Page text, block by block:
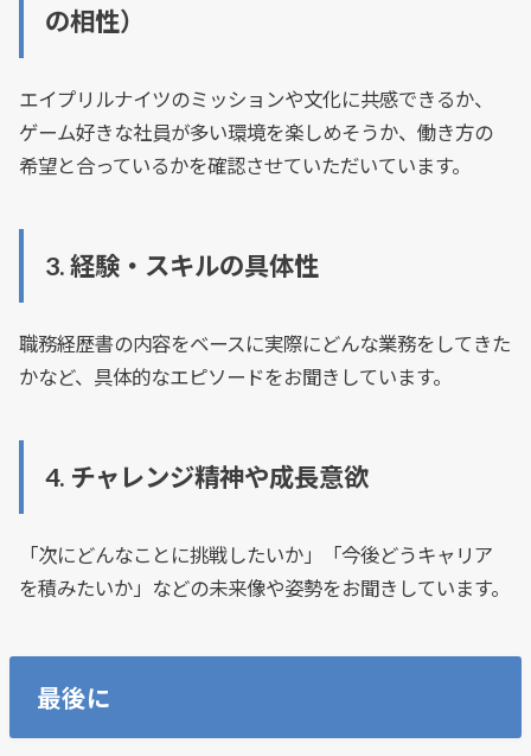
の相性）
エイプリルナイツのミッションや文化に共感できるか、
ゲーム好きな社員が多い環境を楽しめそうか、働き方の
希望と合っているかを確認させていただいています。
3.経験・スキルの具体性
職務経歴書の内容をベースに実際にどんな業務をしてきた
かなど、具体的なエピソードをお聞きしています。
4. チャレンジ精神や成長意欲
「次にどんなことに挑戦したいか」「今後どうキャリア
を積みたいか」などの未来像や姿勢をお聞きしています。
最後に